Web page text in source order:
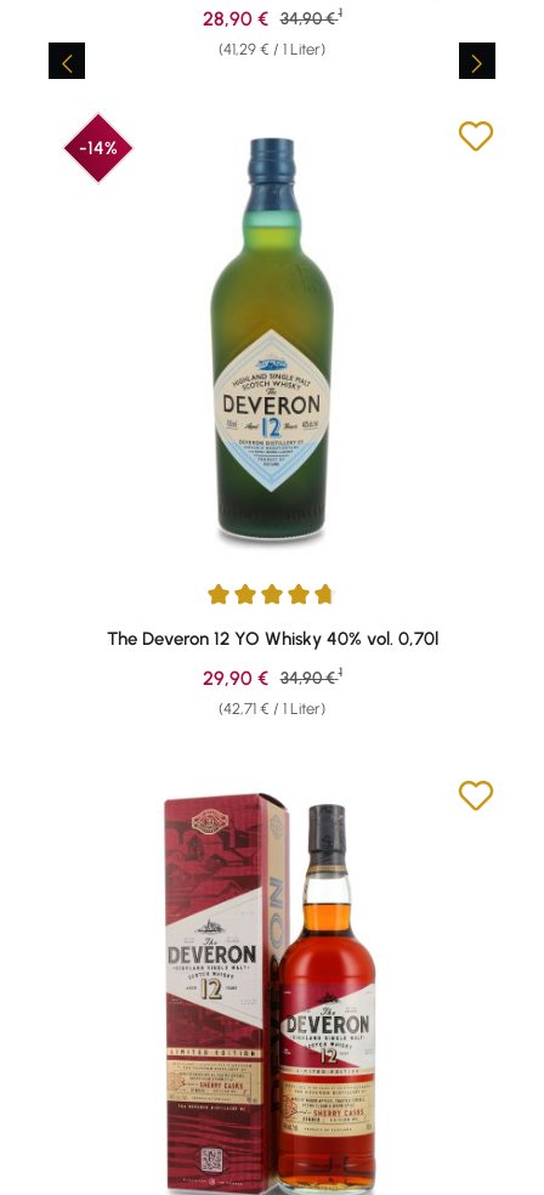
(41,29 € / 1 Liter)
Verkaufspreis:
28,90 € Regulärer Preis:
34,90 € 1
-14%
Durchschnittliche Bewertung von 4.86 von 5 Sternen
The Deveron 12 YO Whisky 40% vol. 0,70l
(42,71 € / 1 Liter)
Verkaufspreis:
29,90 € Regulärer Preis:
34,90 € 1